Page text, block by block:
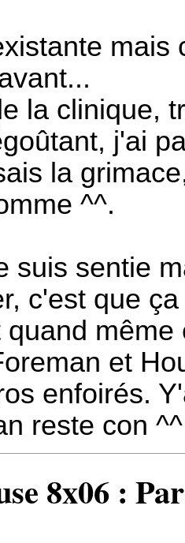
mais
la clinique,
j'ai
la
^^.
suis sentie
c'est que
et
enfoirés.
reste con
8x06 :